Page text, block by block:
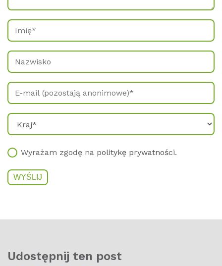
Wyrażam zgodę na politykę prywatności.
Udos­t­ęp­nij ten post